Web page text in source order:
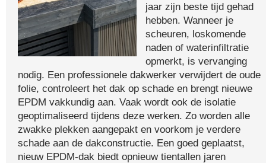
jaar zijn beste tijd gehad
hebben. Wanneer je
scheuren, loskomende
naden of waterinfiltratie
opmerkt, is vervanging
nodig. Een professionele dakwerker verwijdert de oude
folie, controleert het dak op schade en brengt nieuwe
EPDM vakkundig aan. Vaak wordt ook de isolatie
geoptimaliseerd tijdens deze werken. Zo worden alle
zwakke plekken aangepakt en voorkom je verdere
schade aan de dakconstructie. Een goed geplaatst,
nieuw EPDM-dak biedt opnieuw tientallen jaren